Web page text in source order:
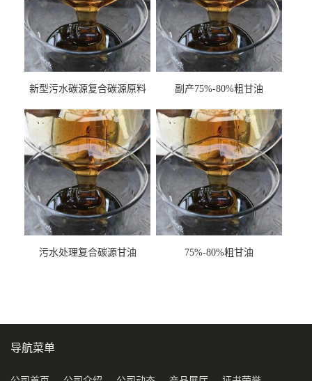
新型污水碳源复合碳源原料
副产75%-80%粗甘油
污水处理复合碳源甘油
75%-80%粗甘油
导航菜单